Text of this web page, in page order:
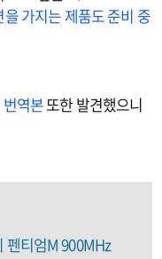
을 가지는 제품도 준비 중
역본또한 발견했으니
펜티엄M 900MHz